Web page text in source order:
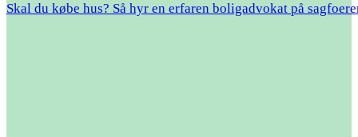
Skal du købe hus? Så hyr en erfaren boligadvokat på